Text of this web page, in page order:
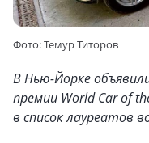
Фото: Темур Титоров
В Нью-Йорке
премии World Car of
в список лауреатов